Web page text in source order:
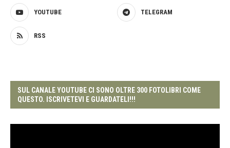
YOUTUBE TELEGRAM
RSS
SUL CANALE YOUTUBE CI SONO OLTRE 300 FOTOLIBRI COME
QUESTO. ISCRIVETEVI E GUARDATELI!!!